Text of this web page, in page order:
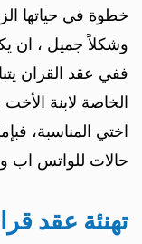
خطوة في حياتها
وشكلاً جميل ، ان
ففي عقد القران
الخاصة لابنة
اختي المناسبة،
حالات للواتس اب
تهنئة عقد